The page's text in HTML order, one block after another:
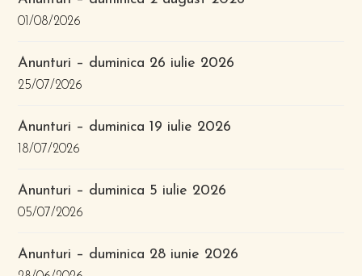
01/08/2026
Anunturi – duminica 26 iulie 2026
25/07/2026
Anunturi – duminica 19 iulie 2026
18/07/2026
Anunturi – duminica 5 iulie 2026
05/07/2026
Anunturi – duminica 28 iunie 2026